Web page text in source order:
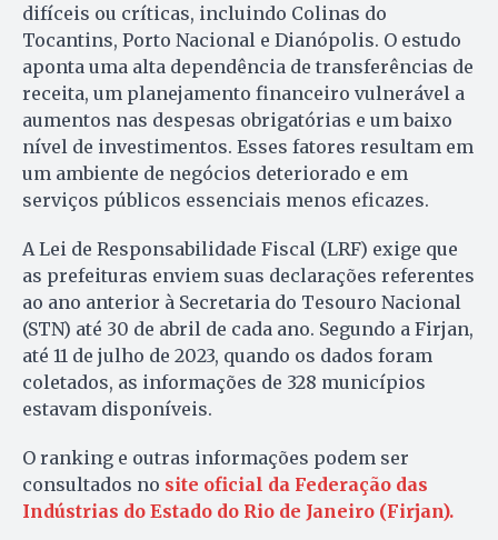
difíceis ou críticas, incluindo Colinas do
Tocantins, Porto Nacional e Dianópolis. O estudo
aponta uma alta dependência de transferências de
receita, um planejamento financeiro vulnerável a
aumentos nas despesas obrigatórias e um baixo
nível de investimentos. Esses fatores resultam em
um ambiente de negócios deteriorado e em
serviços públicos essenciais menos eficazes.
A Lei de Responsabilidade Fiscal (LRF) exige que
as prefeituras enviem suas declarações referentes
ao ano anterior à Secretaria do Tesouro Nacional
(STN) até 30 de abril de cada ano. Segundo a Firjan,
até 11 de julho de 2023, quando os dados foram
coletados, as informações de 328 municípios
estavam disponíveis.
O ranking e outras informações podem ser
consultados no site oficial da Federação das
Indústrias do Estado do Rio de Janeiro (Firjan).